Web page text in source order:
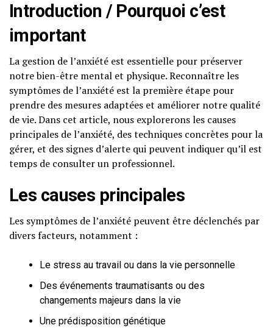
Introduction / Pourquoi c’est
important
La gestion de l’anxiété est essentielle pour préserver
notre bien-être mental et physique. Reconnaître les
symptômes de l’anxiété est la première étape pour
prendre des mesures adaptées et améliorer notre qualité
de vie. Dans cet article, nous explorerons les causes
principales de l’anxiété, des techniques concrètes pour la
gérer, et des signes d’alerte qui peuvent indiquer qu’il est
temps de consulter un professionnel.
Les causes principales
Les symptômes de l’anxiété peuvent être déclenchés par
divers facteurs, notamment :
Le stress au travail ou dans la vie personnelle
Des événements traumatisants ou des
changements majeurs dans la vie
Une prédisposition génétique